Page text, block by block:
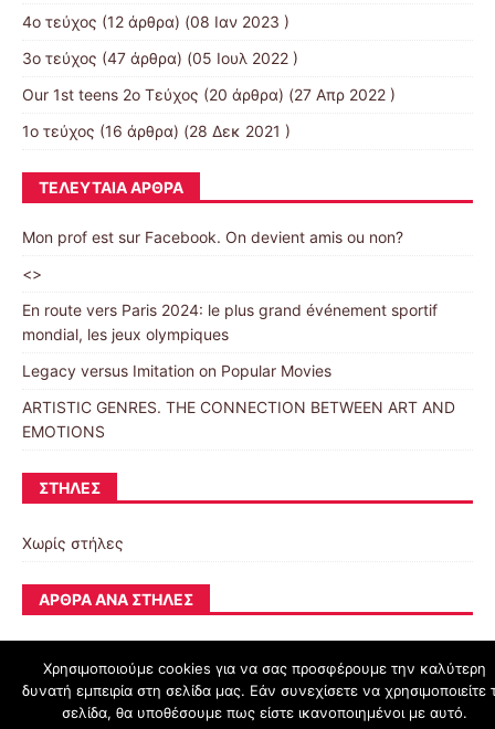
4ο τεύχος (12 άρθρα) (08 Ιαν 2023 )
3o τεύχος (47 άρθρα) (05 Ιουλ 2022 )
Our 1st teens 2ο Τεύχος (20 άρθρα) (27 Απρ 2022 )
1ο τεύχος (16 άρθρα) (28 Δεκ 2021 )
ΤΕΛΕΥΤΑΊΑ ΆΡΘΡΑ
Mon prof est sur Facebook. On devient amis ou non?
<>
En route vers Paris 2024: le plus grand événement sportif
mondial, les jeux olympiques
Legacy versus Imitation on Popular Movies
ARTISTIC GENRES. THE CONNECTION BETWEEN ART AND
EMOTIONS
ΣΤΉΛΕΣ
Χωρίς στήλες
ΆΡΘΡΑ ΑΝΆ ΣΤΉΛΕΣ
schoolpress.sch.gr
Χρησιμοποιούμε cookies για να σας προσφέρουμε την καλύτερη
δυνατή εμπειρία στη σελίδα μας. Εάν συνεχίσετε να χρησιμοποιείτε
σελίδα, θα υποθέσουμε πως είστε ικανοποιημένοι με αυτό.